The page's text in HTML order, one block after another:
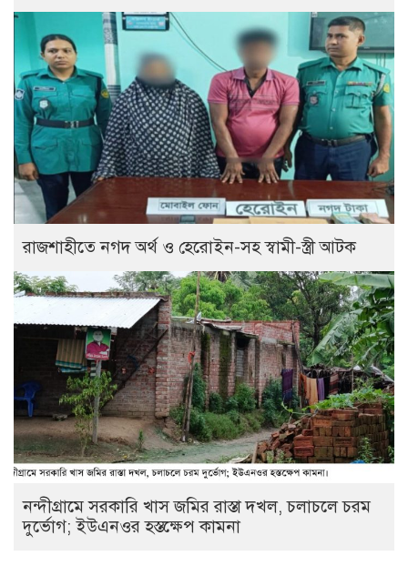
রাজশাহীতে নগদ অর্থ ও হেরোইন-সহ স্বামী-স্ত্রী আটক
নন্দীগ্রামে সরকারি খাস জমির রাস্তা দখল, চলাচলে চরম
দুর্ভোগ; ইউএনওর হস্তক্ষেপ কামনা